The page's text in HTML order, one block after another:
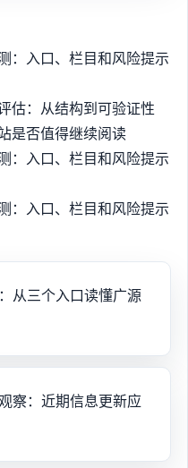
：入口、栏目和风险提示
估：从结构到可验证性
是否值得继续阅读
：入口、栏目和风险提示
：入口、栏目和风险提示
从三个入口读懂广源
察：近期信息更新应